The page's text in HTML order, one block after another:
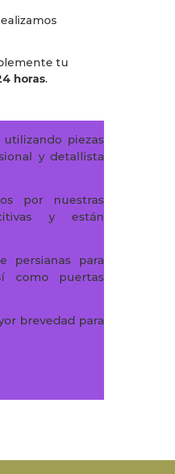
tu
horas.
utilizando piezas
y detallista
por nuestras
y están
persianas para
como puertas
brevedad para